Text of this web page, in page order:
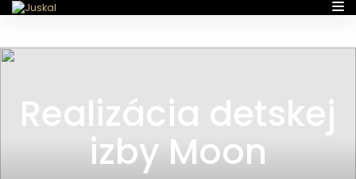
Realizácia detskej
izby Moon